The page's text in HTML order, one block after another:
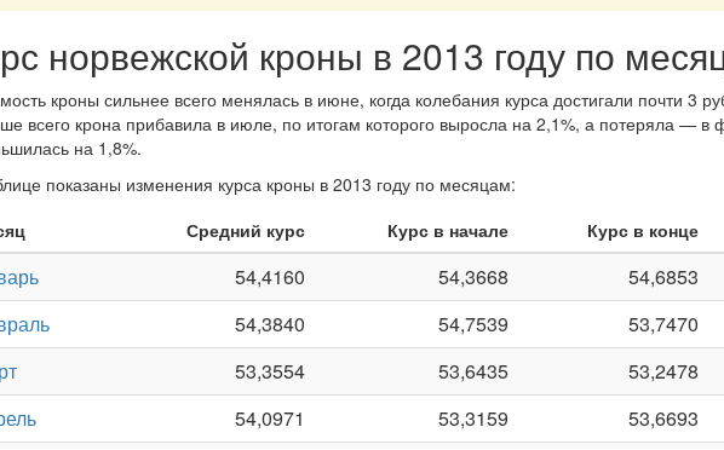
норвежской кроны в 2013 году по
кроны сильнее всего менялась в июне, когда колебания курса достигали почти 3
всего крона прибавила в июле, по итогам которого выросла на 2,1%, а потеряла — в
на 1,8%.
показаны изменения курса кроны в 2013 году по месяцам:
Средний курс Курс в начале Курс в конце
54,4160 54,3668 54,6853
54,3840 54,7539 53,7470
53,3554 53,6435 53,2478
54,0971 53,3159 53,6693